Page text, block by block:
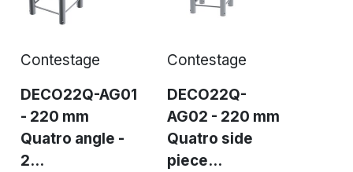
Contestage
DECO22Q-AG01
- 220 mm
Quatro angle -
2...
Contestage
DECO22Q-
AG02 - 220 mm
Quatro side
piece...